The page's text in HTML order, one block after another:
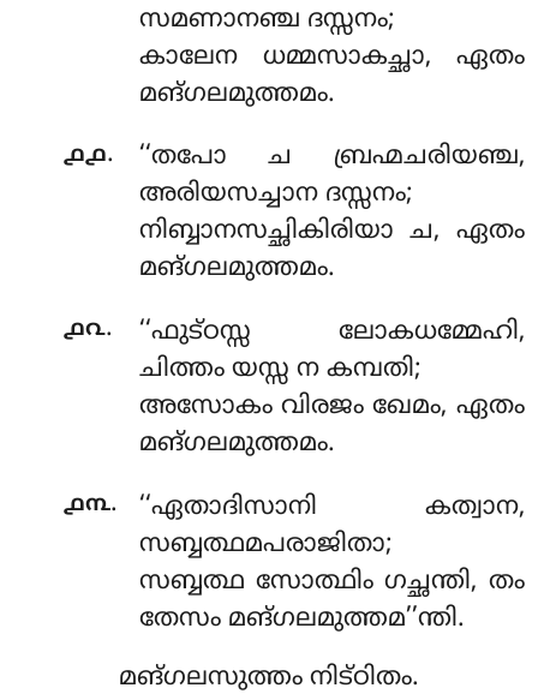
സമണാനഞ്ച ദസ്സനം;
കാലേന ധമ്മസാകച്ഛാ, ഏതം
മങ്ഗലമുത്തമം.
൧൧.
‘‘തപോ ച ബ്രഹ്മചരിയഞ്ച,
അരിയസച്ചാന ദസ്സനം;
നിബ്ബാനസച്ഛികിരിയാ ച, ഏതം
മങ്ഗലമുത്തമം.
൧൨.
‘‘ഫുട്ഠസ്സ ലോകധമ്മേഹി,
ചിത്തം യസ്സ ന കമ്പതി;
അസോകം വിരജം ഖേമം, ഏതം
മങ്ഗലമുത്തമം.
൧൩.
‘‘ഏതാദിസാനി കത്വാന,
സബ്ബത്ഥമപരാജിതാ;
സബ്ബത്ഥ സോത്ഥിം ഗച്ഛന്തി, തം
തേസം മങ്ഗലമുത്തമ’’ന്തി.
മങ്ഗലസുത്തം നിട്ഠിതം.